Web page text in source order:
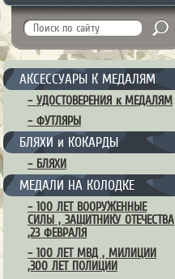
АКСЕССУАРЫ К МЕДАЛЯМ
– УДОСТОВЕРЕНИЯ к МЕДАЛЯМ
– ФУТЛЯРЫ
БЛЯХИ и КОКАРДЫ
– БЛЯХИ
МЕДАЛИ НА КОЛОДКЕ
– 100 ЛЕТ ВООРУЖЕННЫЕ
СИЛЫ , ЗАЩИТНИКУ ОТЕЧЕСТВА
,23 ФЕВРАЛЯ
– 100 ЛЕТ МВД , МИЛИЦИИ
,300 ЛЕТ ПОЛИЦИИ